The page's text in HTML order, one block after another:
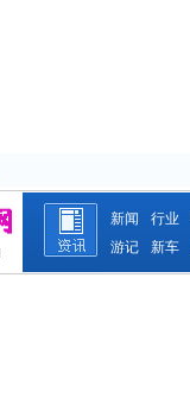
新闻 行业
游记
新车